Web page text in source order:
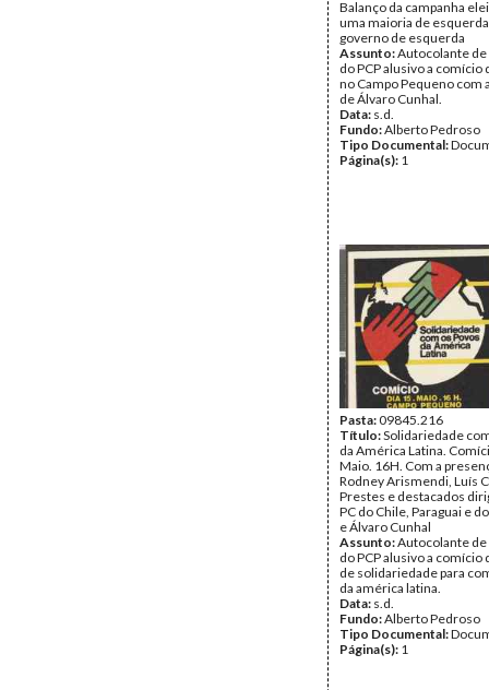
Balanço da campanha
uma maioria de
governo de esquerda
Assunto:Autocolante de
do PCP alusivo a comício
no Campo Pequeno com
de Álvaro Cunhal.
Data: s.d.
Fundo:Alberto Pedroso
Tipo Documental:
Página(s): 1
Pasta:09845.216
Título:Solidariedade
da América Latina.
Maio. 16H. Com a
Rodney Arismendi, Luís
Prestes e destacados
PC do Chile, Paraguai e
e Álvaro Cunhal
Assunto:Autocolante de
do PCP alusivo a comício
de solidariedade para
da américa latina.
Data: s.d.
Fundo:Alberto Pedroso
Tipo Documental:
Página(s): 1